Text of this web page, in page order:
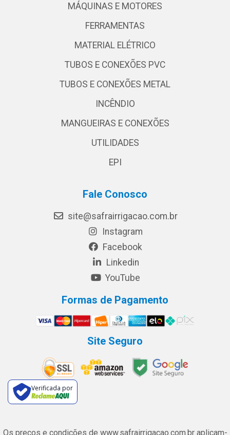
MÁQUINAS E MOTORES
FERRAMENTAS
MATERIAL ELÉTRICO
TUBOS E CONEXÕES PVC
TUBOS E CONEXÕES METAL
INCÊNDIO
MANGUEIRAS E CONEXÕES
UTILIDADES
EPI
Fale Conosco
site@safrairrigacao.com.br
Instagram
Facebook
Linkedin
YouTube
Formas de Pagamento
Site Seguro
Verificada por
Os preços e condições de www.safrairrigacao.com.br aplicam-